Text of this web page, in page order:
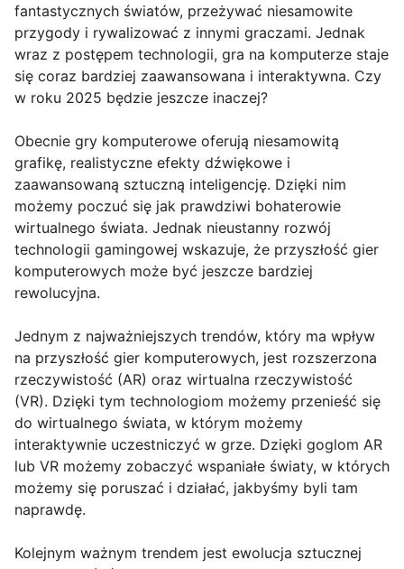
fantastycznych światów, przeżywać niesamowite
przygody i rywalizować z innymi graczami. Jednak
wraz z postępem technologii, gra na komputerze staje
się coraz bardziej zaawansowana i interaktywna. Czy
w roku 2025 będzie jeszcze inaczej?
Obecnie gry komputerowe oferują niesamowitą
grafikę, realistyczne efekty dźwiękowe i
zaawansowaną sztuczną inteligencję. Dzięki nim
możemy poczuć się jak prawdziwi bohaterowie
wirtualnego świata. Jednak nieustanny rozwój
technologii gamingowej wskazuje, że przyszłość gier
komputerowych może być jeszcze bardziej
rewolucyjna.
Jednym z najważniejszych trendów, który ma wpływ
na przyszłość gier komputerowych, jest rozszerzona
rzeczywistość (AR) oraz wirtualna rzeczywistość
(VR). Dzięki tym technologiom możemy przenieść się
do wirtualnego świata, w którym możemy
interaktywnie uczestniczyć w grze. Dzięki goglom AR
lub VR możemy zobaczyć wspaniałe światy, w których
możemy się poruszać i działać, jakbyśmy byli tam
naprawdę.
Kolejnym ważnym trendem jest ewolucja sztucznej